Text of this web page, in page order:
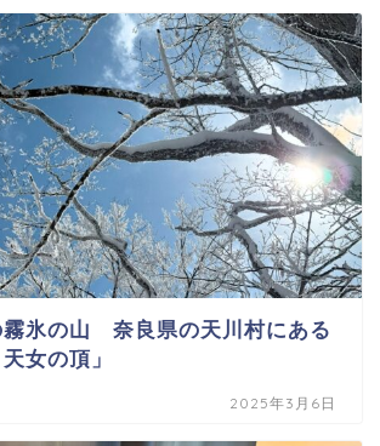
霧氷の山 奈良県の天川村にある
女の頂」
2025年3月6日